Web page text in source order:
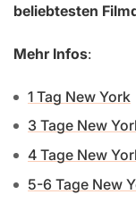
beliebtesten
Mehr Infos:
1 Tag New York
3 Tage New
4 Tage New
5-6 Tage New